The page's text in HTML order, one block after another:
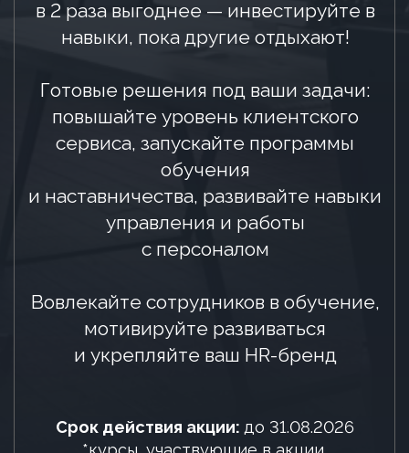
Срок действия акции:до 31.08.2026
*курсы, участвующие в акции,
отмечены стикером
Вовлекайте сотрудников в обучение,
мотивируйте развиваться
ЁЖИКА СПАСИ —
БАТАРЕЙКИ К НАМ НЕСИ
СОЦИАЛЬНО-
ЭКОЛОГИЧЕСКИЙ ПРОЕКТ
и защиты окружающей среды: